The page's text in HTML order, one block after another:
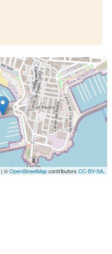
| ©OpenStreetMapcontributors CC-BY-SA,